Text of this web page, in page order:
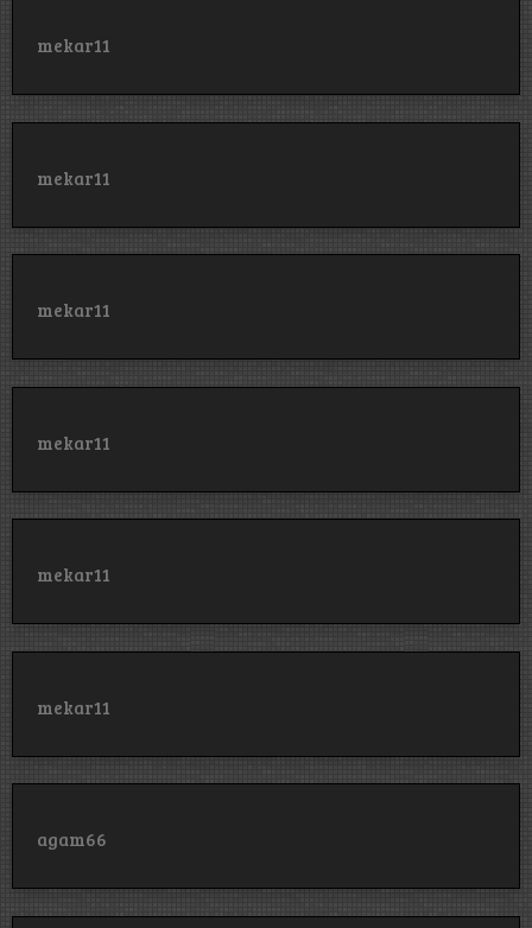
mekar11
mekar11
mekar11
mekar11
mekar11
mekar11
agam66